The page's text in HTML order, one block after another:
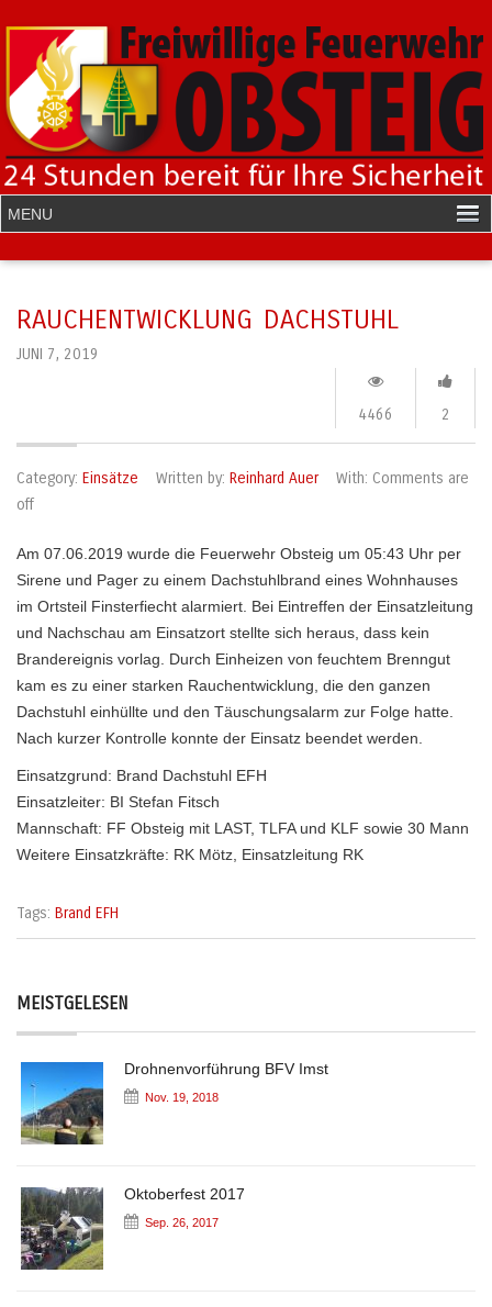
RAUCHENTWICKLUNG DACHSTUHL
JUNI 7, 2019
2
4466
Category: Einsätze Written by: Reinhard Auer With: Comments are
off
Am 07.06.2019 wurde die Feuerwehr Obsteig um 05:43 Uhr per
Sirene und Pager zu einem Dachstuhlbrand eines Wohnhauses
im Ortsteil Finsterfiecht alarmiert. Bei Eintreffen der Einsatzleitung
und Nachschau am Einsatzort stellte sich heraus, dass kein
Brandereignis vorlag. Durch Einheizen von feuchtem Brenngut
kam es zu einer starken Rauchentwicklung, die den ganzen
Dachstuhl einhüllte und den Täuschungsalarm zur Folge hatte.
Nach kurzer Kontrolle konnte der Einsatz beendet werden.
Einsatzgrund: Brand Dachstuhl EFH
Einsatzleiter: BI Stefan Fitsch
Mannschaft: FF Obsteig mit LAST, TLFA und KLF sowie 30 Mann
Weitere Einsatzkräfte: RK Mötz, Einsatzleitung RK
Tags: Brand EFH
MEISTGELESEN
Drohnenvorführung BFV Imst
Nov. 19, 2018
Oktoberfest 2017
Sep. 26, 2017